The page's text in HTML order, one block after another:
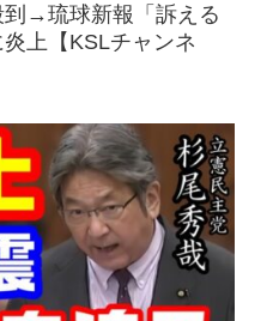
到→琉球新報「訴える
上【KSLチャンネ